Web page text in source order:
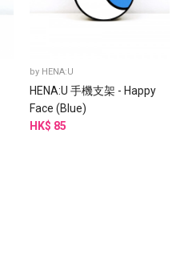
by HENA:U
HENA:U 手機支架 - Happy
Face (Blue)
HK$ 85